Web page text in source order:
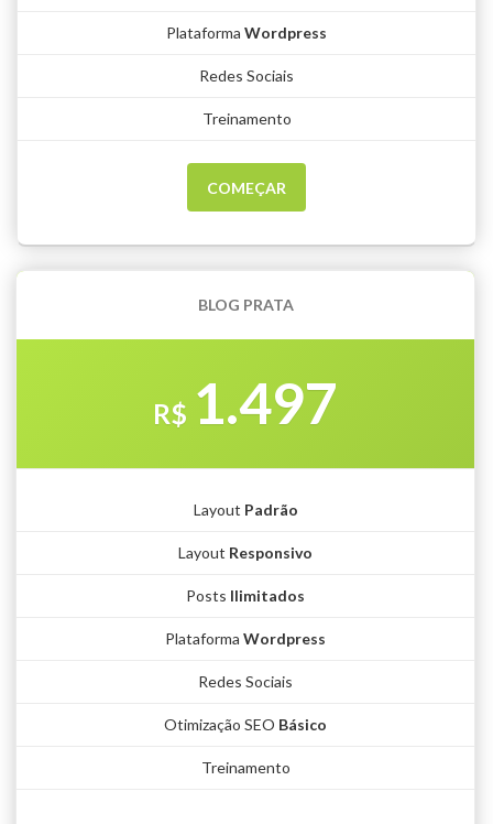
Plataforma Wordpress
Redes Sociais
Treinamento
COMEÇAR
BLOG PRATA
R$ 1.497
Layout Padrão
Layout Responsivo
Posts Ilimitados
Plataforma Wordpress
Redes Sociais
Otimização SEO Básico
Treinamento